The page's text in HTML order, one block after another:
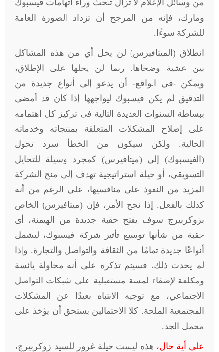
من وسائل الإعلام لا تزال تبحث وراء اتهامات فيسبوك
ومارك، فإنه من المرجح أن تزداد الصورة العامة
للشركة سوءًا.
انطلاق (الميتافيرس) لن يحل أي من هذه المشاكل
بين عشية وضحاها. ربما لن يحلها على الإطلاق،
ويمكن -في الواقع- أن يدعو إلى أنواع جديدة من
التدقيق لم يكن فيسبوك ليواجهها إذا كان قد أمضى
ببساطة السنوات العديدة التالية في تركيز كل اهتمامه
على إصلاح المشكلات المتعلقة بمنتجاته وخدماته
الحالية. ولكن سيكون من الخطأ سرد تحول
(الفيسبوك) إلي (ميتافيرس) كمجرد وسيلة للتحايل
التسويقي، أو حيلة استراتيجية تهدف إلى منح الشركة
المزيد من النفوذ على منافسيها، علي الرغم من أنه
كذلك بالفعل. إذا نجح الأمر، فإن (ميتافيرس) الخاص
بزوكربيرج سوف يفتح حقبة جديدة من الهيمنة، أى
حقبة من شأنها توسيع تأثير شركة فيسبوك، ليشمل
أنواعًا جديدة تمامًا من الثقافة والتواصل والتجارة. وإذا
لم يحدث ذلك، فسيتم تذكره على أنه محاولة يائسة
ومكلفة لإضفاء لمسة مستقبلية على شبكات التواصل
الاجتماعي، مع توجيه الانتباه بعيدًا عن المشكلات
المجتمعية الملحة. كلا الاحتمالين يستحق أن يؤخذ على
محمل الجد.
على أية حال، هذه ليست حيلة غرور للسيد زوكربيرج،